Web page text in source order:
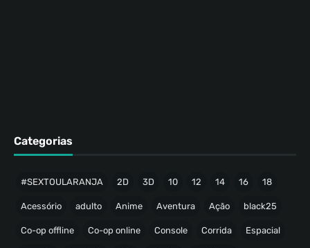
Categorias
#SEXTOULARANJA 2D 3D 10 12 14 16 18
Acessório adulto Anime Aventura Ação black25
Co-op offline Co-op online Console Corrida Espacial